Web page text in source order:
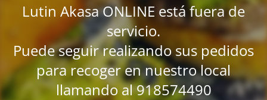
Lutin Akasa ONLINE está fuera de
servicio.
Puede seguir realizando sus pedidos
para recoger en nuestro local
llamando al 918574490